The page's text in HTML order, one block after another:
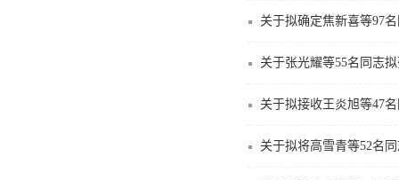
关于拟确定焦新喜等97
关于张光耀等55名同志
关于拟接收王炎旭等47
关于拟将高雪青等52名